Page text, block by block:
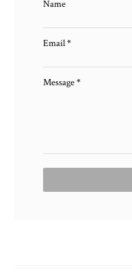
Name
Email*
Message*